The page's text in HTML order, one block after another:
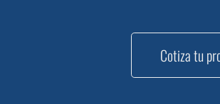
Cotiza tu